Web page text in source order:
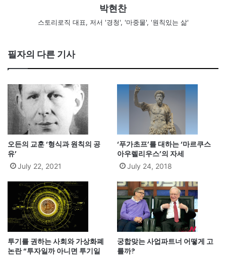
박현찬
스토리로직 대표, 저서 '경청', '마중물', '원칙있는 삶'
필자의 다른 기사
오든의 교훈 ‘형식과 원칙의 공
유’
July 22, 2021
‘푸가초프’를 대하는 ‘마르쿠스
아우렐리우스’의 자세
July 24, 2018
투기를 권하는 사회와 가상화폐
논란 “투자일까 아니면 투기일
궁합맞는 사업파트너 어떻게 고
를까?